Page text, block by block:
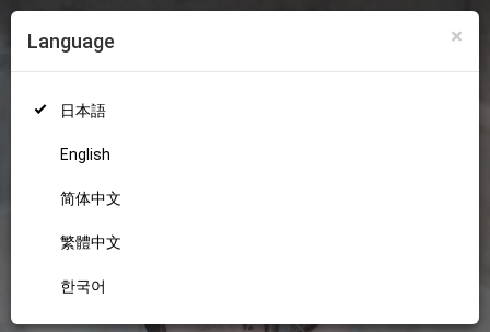
×
Language
日本語
English
简体中文
繁體中文
한국어
18+